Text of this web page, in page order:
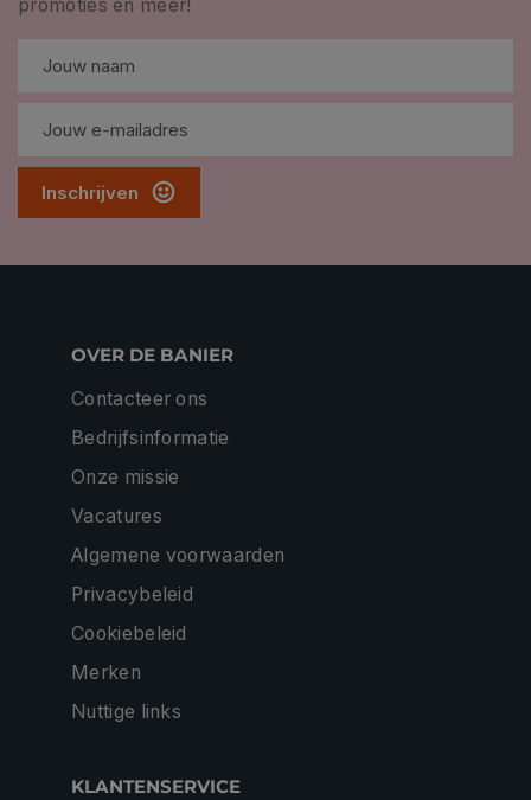
promoties en meer!
Inschrijven
OVER DE BANIER
Contacteer ons
Bedrijfsinformatie
Onze missie
Vacatures
Algemene voorwaarden
Privacybeleid
Cookiebeleid
Merken
Nuttige links
KLANTENSERVICE